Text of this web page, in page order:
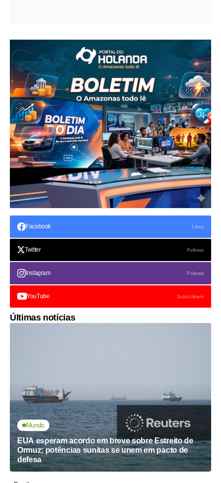
Facebook Likes
Twitter Follows
Instagram Follows
YouTube Subscribers
Últimas notícias
Mundo
EUA esperam acordo em breve sobre Estreito de
Ormuz; potências sunitas se unem em pacto de
defesa